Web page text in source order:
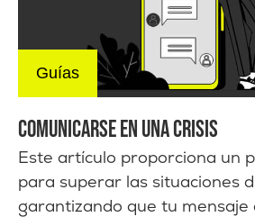
Guías
COMUNICARSE EN UNA CRISIS
Este artículo proporciona un
para superar las situaciones
garantizando que tu mensaje